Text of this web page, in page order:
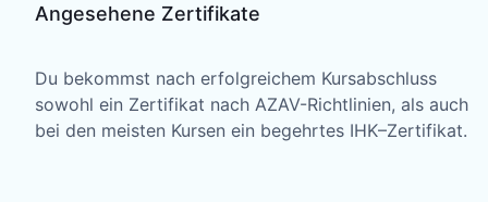
Angesehene Zertifikate
Du bekommst nach erfolgreichem Kursabschluss
sowohl ein Zertifikat nach AZAV-Richtlinien, als auch
bei den meisten Kursen ein begehrtes IHK–Zertifikat.